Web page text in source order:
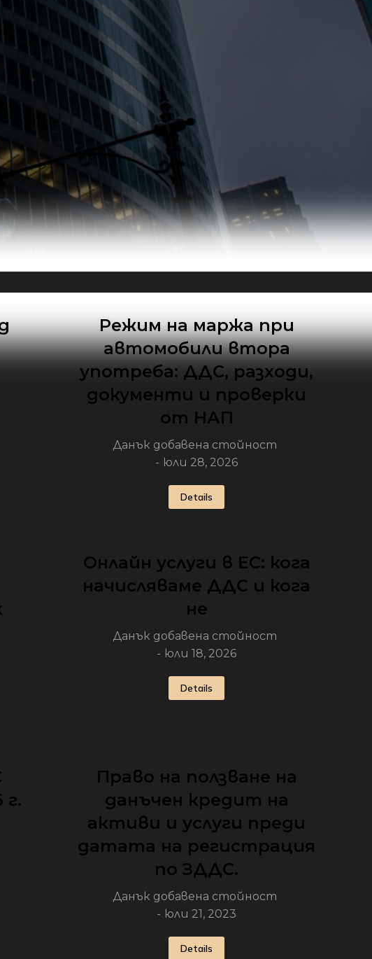
Режим на маржа при
автомобили втора
употреба: ДДС, разходи,
документи и проверки
от НАП
Данък добавена стойност
юли 28, 2026
Details
Онлайн услуги в ЕС: кога
начисляваме ДДС и кога
не
Данък добавена стойност
юли 18, 2026
Details
г.
Право на ползване на
данъчен кредит на
активи и услуги преди
датата на регистрация
по ЗДДС.
Данък добавена стойност
юли 21, 2023
Details